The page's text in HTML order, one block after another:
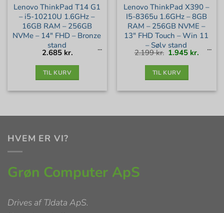
Lenovo ThinkPad T14 G1
– i5-10210U 1.6GHz –
16GB RAM – 256GB
NVMe – 14″ FHD – Bronze
stand
2.685 kr.
TIL KURV
Lenovo ThinkPad X390 –
I5-8365u 1.6GHz – 8GB
RAM – 256GB NVME –
13″ FHD Touch – Win 11
– Sølv stand
2.199kr. Den
oprindelige
pris
1.945 kr. Den
TIL KURV
HVEM ER VI?
Grøn Computer ApS
Drives afTJdata ApS.